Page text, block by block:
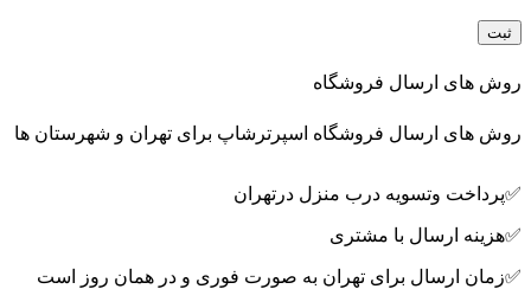
روش های ارسال فروشگاه
روش های ارسال فروشگاه اسپرترشاپ برای تهران و شهرستان ها
✅پرداخت وتسویه درب منزل درتهران
✅هزینه ارسال با مشتری
✅زمان ارسال برای تهران به صورت فوری و در همان روز است